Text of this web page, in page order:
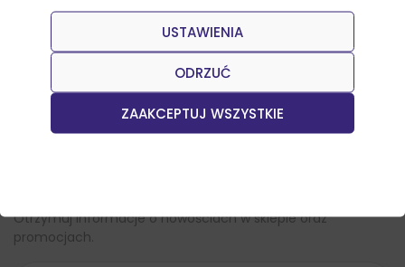
ZAAKCEPTUJ WSZYSTKIE
ODRZUĆ
USTAWIENIA
Otrzymuj informacje o nowościach w sklepie oraz
promocjach.